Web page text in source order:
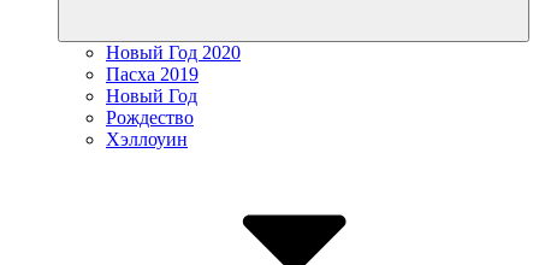
Новый Год 2020
Пасха 2019
Новый Год
Рождество
Хэллоуин